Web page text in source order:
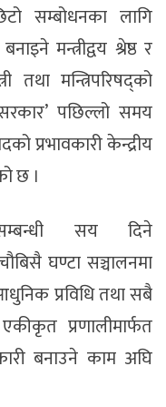
सम्बोधनका लागि
मन्त्रीद्वय श्रेष्ठ र
तथा मन्त्रिपरिषद्को
पछिल्लो समय
प्रभावकारी केन्द्रीय
छ ।
सय दिने
घण्टा सञ्चालनमा
प्रविधि तथा सबै
प्रणालीमार्फत
बनाउने काम अघि